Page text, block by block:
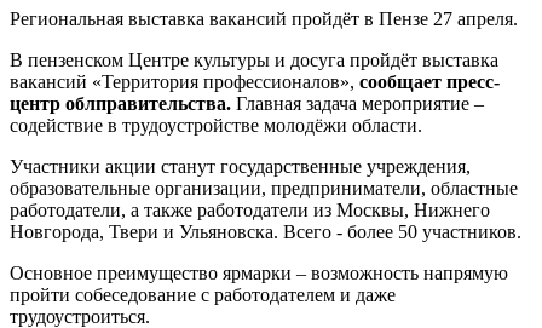
Региональная выставка вакансий пройдёт в Пензе 27 апреля.
В пензенском Центре культуры и досуга пройдёт выставка
вакансий «Территория профессионалов», сообщает пресс-
центр облправительства. Главная задача мероприятие –
содействие в трудоустройстве молодёжи области.
Участники акции станут государственные учреждения,
образовательные организации, предприниматели, областные
работодатели, а также работодатели из Москвы, Нижнего
Новгорода, Твери и Ульяновска. Всего - более 50 участников.
Основное преимущество ярмарки – возможность напрямую
пройти собеседование с работодателем и даже
трудоустроиться.